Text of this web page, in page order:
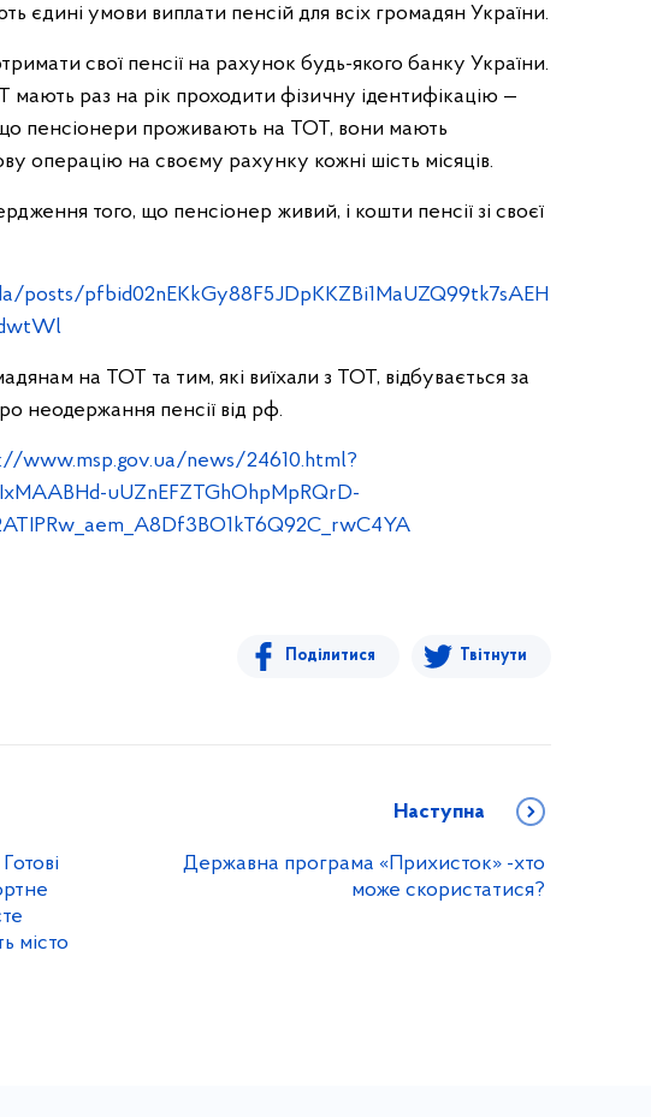
єдині умови виплати пенсій для всіх громадян України.
свої пенсії на рахунок будь-якого банку України.
раз на рік проходити фізичну ідентифікацію —
пенсіонери проживають на ТОТ, вони мають
операцію на своєму рахунку кожні шість місяців.
того, що пенсіонер живий, і кошти пенсії зі своєї
posts/pfbid02nEKkGy88F5JDpKKZBi1MaUZQ99tk7sAEH
на ТОТ та тим, які виїхали з ТОТ, відбувається за
неодержання пенсії від рф.
www.msp.gov.ua/news/24610.html?
uUZnEFZTGhOhpMpRQrD-
Поділитися Твітнути
місто
Наступна
Державна програма «Прихисток» -хто
може скористатися?